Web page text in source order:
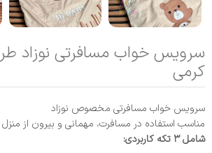
کرمی
سرویس خواب مسافرتی مخصوص نوزاد
مناسب استفاده در مسافرت، مهمانی و بیرون از منزل
شامل ۳ تکه کاربردی: